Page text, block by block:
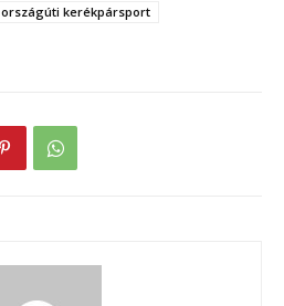
országúti kerékpársport